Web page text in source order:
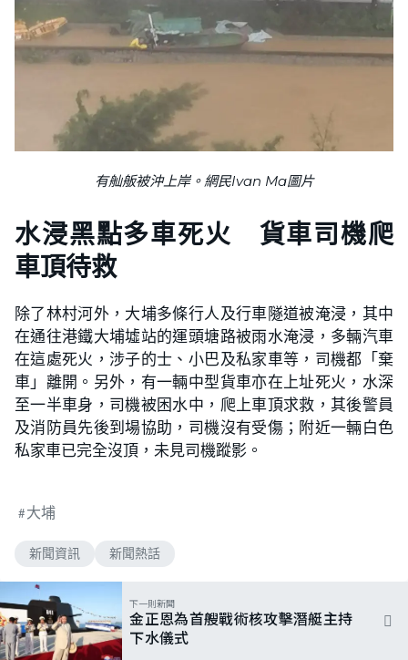
有舢舨被沖上岸。網民Ivan Ma圖片
水浸黑點多車死火 貨車司機爬
車頂待救
除了林村河外，大埔多條行人及行車隧道被淹浸，其中
在通往港鐵大埔墟站的運頭塘路被雨水淹浸，多輛汽車
在這處死火，涉子的士、小巴及私家車等，司機都「棄
車」離開。另外，有一輛中型貨車亦在上址死火，水深
至一半車身，司機被困水中，爬上車頂求救，其後警員
及消防員先後到場協助，司機沒有受傷；附近一輛白色
私家車已完全沒頂，未見司機蹤影。
大埔
新聞資訊 新聞熱話
下一則新聞
金正恩為首艘戰術核攻擊潛艇主持
下水儀式